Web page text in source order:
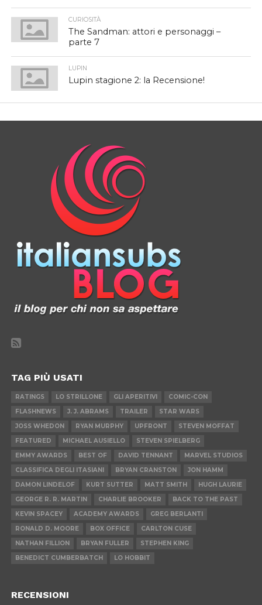
CURIOSITÀ
The Sandman: attori e personaggi –
parte 7
LUPIN
Lupin stagione 2: la Recensione!
TAG PIÙ USATI
RATINGS LO STRILLONE GLI APERITIVI
COMIC-CON
FLASHNEWS
J. J. ABRAMS TRAILER
STAR WARS
JOSS WHEDON
RYAN MURPHY UPFRONT
STEVEN MOFFAT
FEATURED
MICHAEL AUSIELLO
STEVEN SPIELBERG
EMMY AWARDS
BEST OF DAVID TENNANT
MARVEL STUDIOS
CLASSIFICA DEGLI ITASIANI
BRYAN CRANSTON
JON HAMM
DAMON LINDELOF
KURT SUTTER MATT SMITH
HUGH LAURIE
GEORGE R. R. MARTIN
CHARLIE BROOKER
BACK TO THE PAST
KEVIN SPACEY
ACADEMY AWARDS
GREG BERLANTI
RONALD D. MOORE
BOX OFFICE
CARLTON CUSE
NATHAN FILLION
BRYAN FULLER
STEPHEN KING
BENEDICT CUMBERBATCH
LO HOBBIT
RECENSIONI